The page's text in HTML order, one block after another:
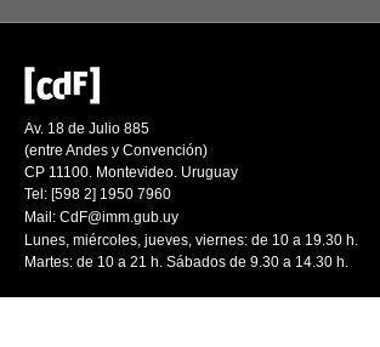
Av. 18 de Julio 885
(entre Andes y Convención)
CP 11100. Montevideo. Uruguay
Tel: [598 2] 1950 7960
Mail: CdF@imm.gub.uy
Lunes, miércoles, jueves, viernes: de 10 a 19.30 h.
Martes: de 10 a 21 h. Sábados de 9.30 a 14.30 h.